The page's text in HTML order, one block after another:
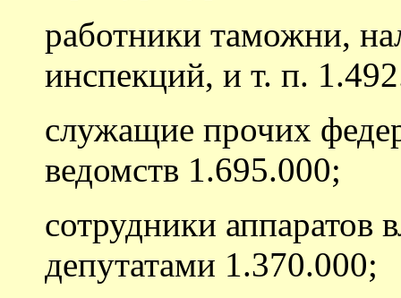
работники таможни,
инспекций, и т. п.
служащие прочих
ведомств 1.695.000;
сотрудники аппаратов
депутатами 1.370.000;